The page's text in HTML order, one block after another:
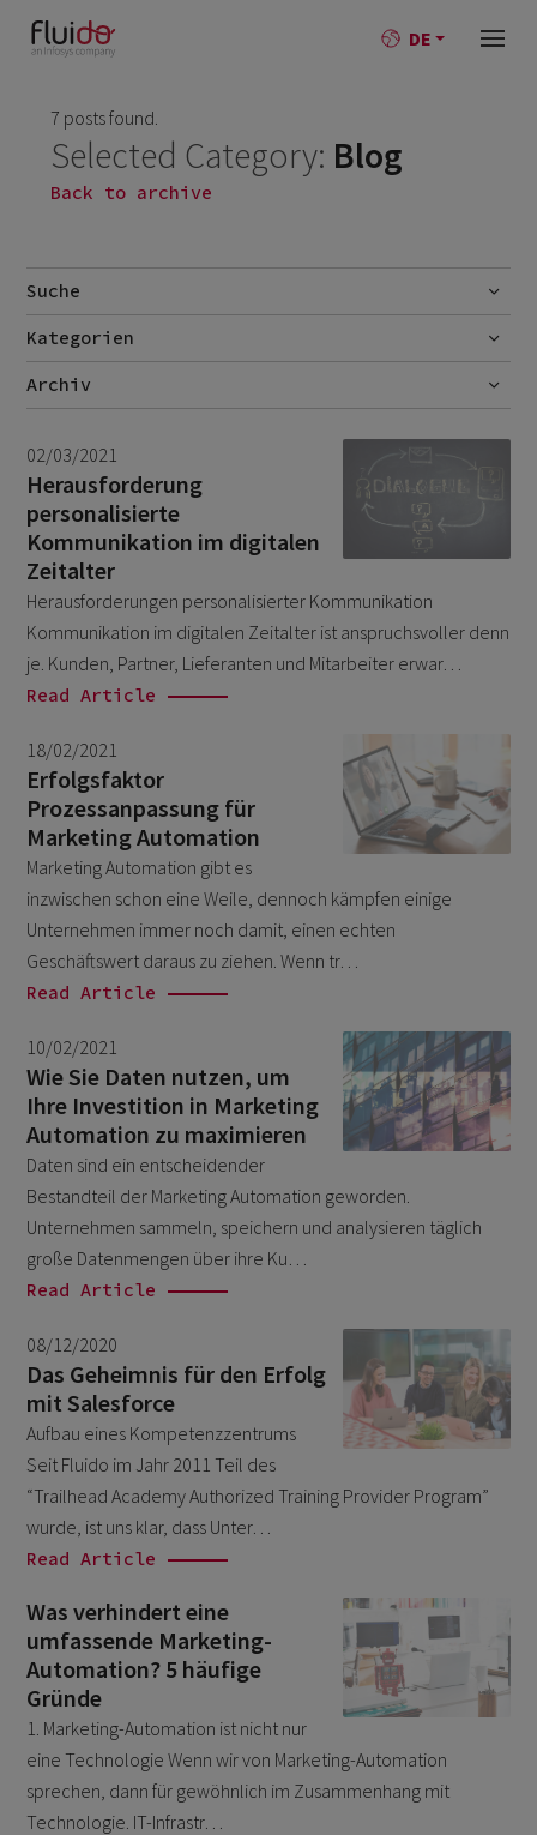
DE
7 posts found.
Selected Category: Blog
Back to archive
Suche
Kategorien
AI
Blog
Branchen
Salesforce
Unkategorisiert
Archiv
June 2026
October 2025
August 2025 1
November 2023
July 2023
March 2023
September 2022 1
August 2022
July 2022
June 2022
May 2022
April 2022
February 2022
January 2022 1
December 2021
November 2021
October 2021
August 2021
July 2021 1
June 2021
March 2021
February 2021
December 2020
November 2020
March 2020
April 2019
02/03/2021
Herausforderung
personalisierte
Kommunikation im digitalen
Zeitalter
Herausforderungen personalisierter Kommunikation
Kommunikation im digitalen Zeitalter ist anspruchsvoller denn
je. Kunden, Partner, Lieferanten und Mitarbeiter erwar…
Read Article
18/02/2021
Erfolgsfaktor
Prozessanpassung für
Marketing Automation
Marketing Automation gibt es
inzwischen schon eine Weile, dennoch kämpfen einige
Unternehmen immer noch damit, einen echten
Geschäftswert daraus zu ziehen. Wenn tr…
Read Article
10/02/2021
Wie Sie Daten nutzen, um
Ihre Investition in Marketing
Automation zu maximieren
Daten sind ein entscheidender
Bestandteil der Marketing Automation geworden.
Unternehmen sammeln, speichern und analysieren täglich
große Datenmengen über ihre Ku…
Read Article
08/12/2020
Das Geheimnis für den Erfolg
mit Salesforce
Aufbau eines Kompetenzzentrums
Seit Fluido im Jahr 2011 Teil des
“Trailhead Academy Authorized Training Provider Program”
wurde, ist uns klar, dass Unter…
Read Article
Was verhindert eine
umfassende Marketing-
Automation? 5 häufige
Gründe
1. Marketing-Automation ist nicht nur
eine Technologie Wenn wir von Marketing-Automation
sprechen, dann für gewöhnlich im Zusammenhang mit
Technologie. IT-Infrastr…